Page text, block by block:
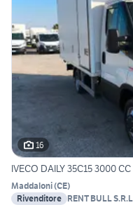
16
IVECO DAILY 35C15 3000
Maddaloni(CE)
Rivenditore RENT BULL